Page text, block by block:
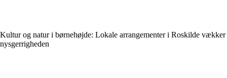
Kultur og natur i børnehøjde: Lokale arrangementer i Roskilde vækker
nysgerrigheden